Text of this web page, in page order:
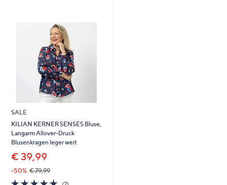
rechts,
um
diese
anzuzeigen.
SALE
KILIAN KERNER SENSES Bluse,
Langarm Allover-Druck
Blusenkragen leger weit
€ 39,99
-50% € 79,99
4.97